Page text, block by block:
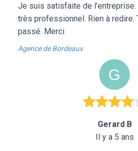
Je suis satisfaite de l’entreprise.
très professionnel. Rien à redire.
passé. Merci
Agence de Bordeaux
Gerard B
Il y a 5 ans